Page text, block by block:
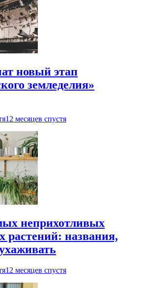
новый этап
земледелия»
12 месяцев спустя
неприхотливых
растений: названия,
12 месяцев спустя